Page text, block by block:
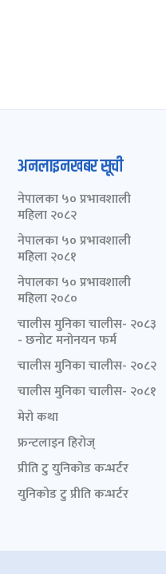
अनलाइनखबर सूची
नेपालका ५० प्रभावशाली
महिला २०८२
नेपालका ५० प्रभावशाली
महिला २०८१
नेपालका ५० प्रभावशाली
महिला २०८०
चालीस मुनिका चालीस- २०८३
- छनोट मनोनयन फर्म
चालीस मुनिका चालीस- २०८२
चालीस मुनिका चालीस- २०८१
मेरो कथा
फ्रन्टलाइन हिरोज्
प्रीति टु युनिकोड कन्भर्टर
युनिकोड टु प्रीति कन्भर्टर